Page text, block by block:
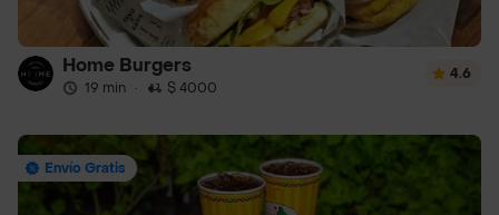
Home Burgers
19 min · $ 4000
4.6
Envío Gratis